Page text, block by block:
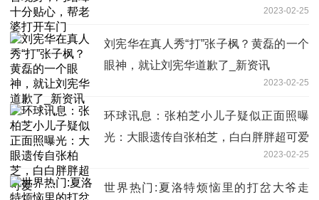
2023-02-25
刘宪华在真人秀“打”张子枫？黄磊的一个
眼神，就让刘宪华道歉了_新资讯
2023-02-25
环球讯息：张柏芝小儿子疑似正面照曝
光：大眼遗传自张柏芝，白白胖胖超可爱
2023-02-25
世界热门:夏洛特烦恼里的打岔大爷走